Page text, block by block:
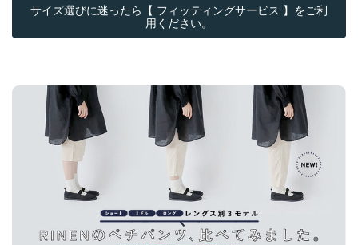
サイズ選びに迷ったら【 フィッティングサービス 】をご利
用ください。